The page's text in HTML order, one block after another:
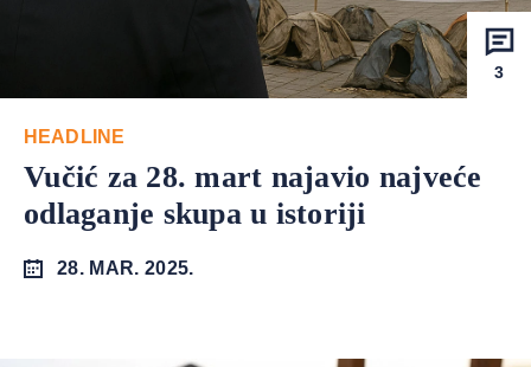
3
HEADLINE
Vučić za 28. mart najavio najveće
odlaganje skupa u istoriji
28. MAR. 2025.